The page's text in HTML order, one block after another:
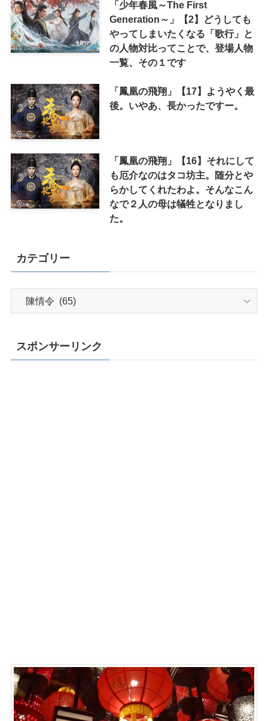
「少年春風～The First
Generation～」【2】どうしても
やってしまいたくなる「歌行」と
の人物対比ってことで、登場人物
一覧、その１です
「鳳凰の飛翔」【17】ようやく最
後。いやあ、長かったですー。
「鳳凰の飛翔」【16】それにして
も厄介なのはタコ坊主。随分とや
らかしてくれたわよ。そんなこん
なで２人の母は犠牲となりまし
た。
カテゴリー
スポンサーリンク